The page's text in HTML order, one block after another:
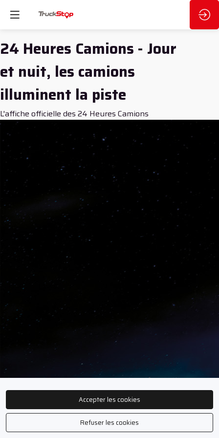
24 Heures Camions - Jour
et nuit, les camions
illuminent la piste
L'affiche officielle des 24 Heures Camions
Accepter les cookies
Refuser les cookies